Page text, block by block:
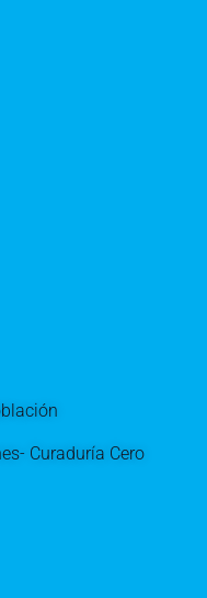
Curaduría Cero